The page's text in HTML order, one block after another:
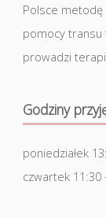
Polsce
pomocy transu
prowadzi
Godziny
poniedziałek
czwartek 11:30